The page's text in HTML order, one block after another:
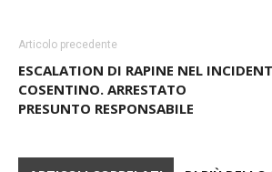
Articolo precedente
ESCALATION DI RAPINE NEL
COSENTINO. ARRESTATO
PRESUNTO RESPONSABILE